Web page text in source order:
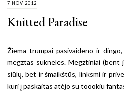
7 NOV 2012
Knitted Paradise
Žiema trumpai pasivaideno ir
megztas sukneles. Megztiniai (bent
siūlų, bet ir šmaikštūs, linksmi ir
kuri į paskaitas atėjo su toookiu